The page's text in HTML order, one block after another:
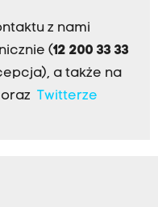
z nami
(12 200 33 33
a także na
Twitterze